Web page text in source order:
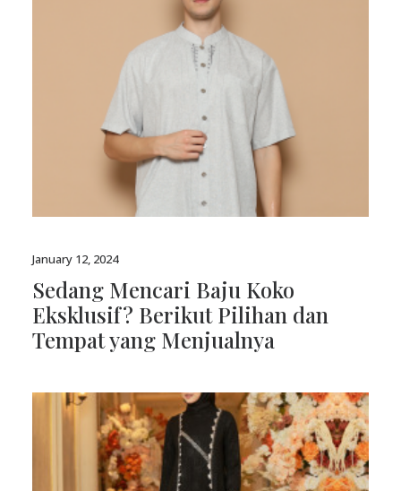
January 12, 2024
Sedang Mencari Baju Koko
Eksklusif? Berikut Pilihan dan
Tempat yang Menjualnya